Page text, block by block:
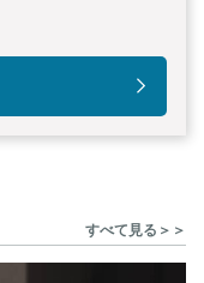
すべて見る＞＞